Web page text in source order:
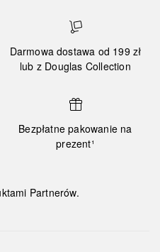
Darmowa dostawa od 199 zł
lub z Douglas Collection
Bezpłatne pakowanie na
prezent¹
Partnerów.